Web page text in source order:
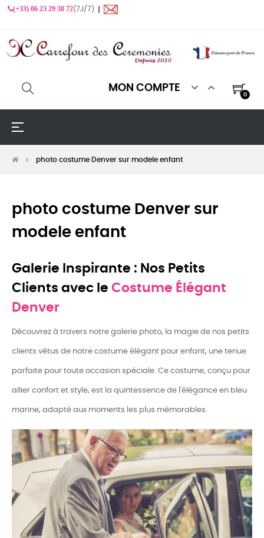
(+33) 06 23 29 38 72(7J/7) ❙
MON COMPTE  
0
Basculer
☰
photo costume Denver sur modele enfant
photo costume Denver sur
modele enfant
Galerie Inspirante : Nos Petits
Clients avec le Costume Élégant
Denver
Découvrez à travers notre galerie photo, la magie de nos petits
clients vêtus de notre costume élégant pour enfant, une tenue
parfaite pour toute occasion spéciale. Ce costume, conçu pour
allier confort et style, est la quintessence de l'élégance en bleu
marine, adapté aux moments les plus mémorables.